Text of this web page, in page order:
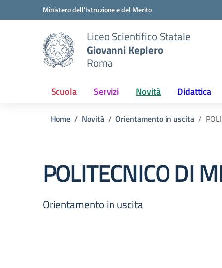
Vai ai contenuti
Vai al menu di navigazioneMinistero dell'Istruzione e del Merito
Liceo Scientifico Statale
Giovanni Keplero
Roma
Scuola Servizi Novità Didattica
Home Novità Orientamento in uscita
POLITECNICO DI
Orientamento in uscita